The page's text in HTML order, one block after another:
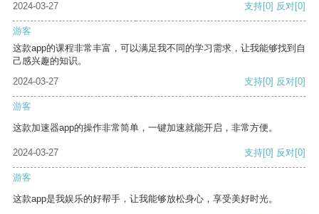
2024-03-27
支持[0] 反对[0]
游客
这款app的课程非常丰富，可以满足我不同的学习需求，让我能够找到自
己感兴趣的知识。
2024-03-27
支持[0] 反对[0]
游客
这款加速器app的操作非常简单，一键加速就能开启，非常方便。
2024-03-27 支持[0] 反对[0]
游客
这款app是我娱乐的好帮手，让我能够放松身心，享受美好时光。